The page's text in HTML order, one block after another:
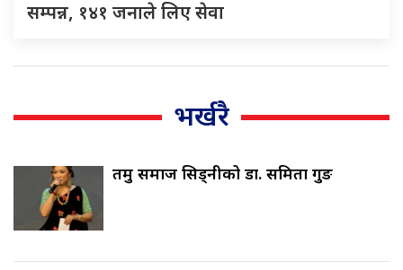
सम्पन्न, १४१ जनाले लिए सेवा
भर्खरै
तमु समाज सिड्नीको डा. समिता गुरुङ